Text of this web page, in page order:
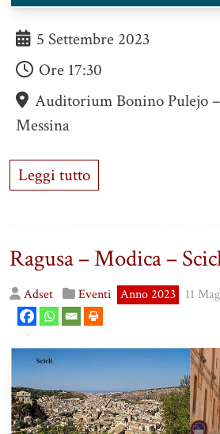
5 Settembre 2023
Ore 17:30
Auditorium Bonino Pulejo
Messina
Leggi tutto
Ragusa – Modica –
Adset Eventi Anno 2023 11